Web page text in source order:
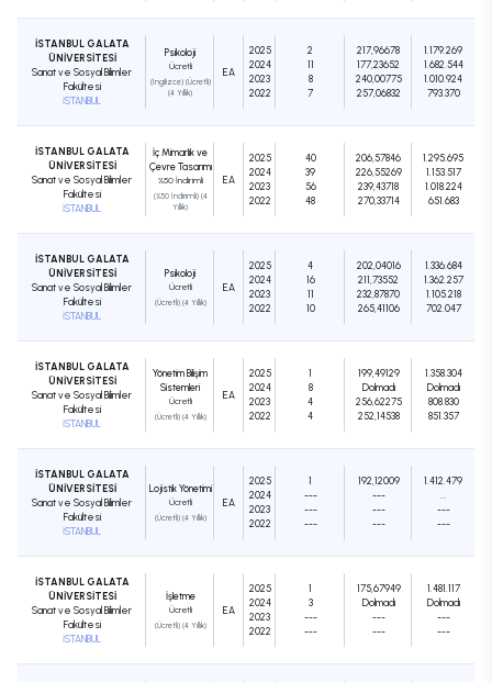
İSTANBUL GALATA
ÜNİVERSİTESİ
Sanat ve Sosyal Bilimler
Fakültesi
İSTANBUL
Psikoloji
Ücretli
(İngilizce) (Ücretli)
(4 Yıllık)
EA
2025
2024
2023
2022
2
11
8
7
217,96678
177,23652
240,00775
257,06832
1.179.269
1.682.544
1.010.924
793.370
İSTANBUL GALATA
ÜNİVERSİTESİ
Sanat ve Sosyal Bilimler
Fakültesi
İSTANBUL
İç Mimarlık ve
Çevre Tasarımı
%50 İndirimli
(%50 İndirimli) (4
Yıllık)
EA
2025
2024
2023
2022
40
39
56
48
206,57846
226,55269
239,43718
270,33714
1.295.695
1.153.517
1.018.224
651.683
İSTANBUL GALATA
ÜNİVERSİTESİ
Sanat ve Sosyal Bilimler
Fakültesi
İSTANBUL
Psikoloji
Ücretli
(Ücretli) (4 Yıllık)
EA
2025
2024
2023
2022
4
16
11
10
202,04016
211,73552
232,87870
265,41106
1.336.684
1.362.257
1.105.218
702.047
İSTANBUL GALATA
ÜNİVERSİTESİ
Sanat ve Sosyal Bilimler
Fakültesi
İSTANBUL
Yönetim Bilişim
Sistemleri
Ücretli
(Ücretli) (4 Yıllık)
EA
2025
2024
2023
2022
1
8
4
4
199,49129
Dolmadı
256,62275
252,14538
1.358.304
Dolmadı
808.830
851.357
İSTANBUL GALATA
ÜNİVERSİTESİ
Sanat ve Sosyal Bilimler
Fakültesi
İSTANBUL
Lojistik Yönetimi
Ücretli
(Ücretli) (4 Yıllık)
EA
2025
2024
2023
2022
1
---
---
---
192,12009
---
---
---
1.412.479
---
---
İSTANBUL GALATA
ÜNİVERSİTESİ
Sanat ve Sosyal Bilimler
Fakültesi
İSTANBUL
İşletme
Ücretli
(Ücretli) (4 Yıllık)
EA
2025
2024
2023
2022
1
3
---
---
175,67949
Dolmadı
---
---
1.481.117
Dolmadı
---
---